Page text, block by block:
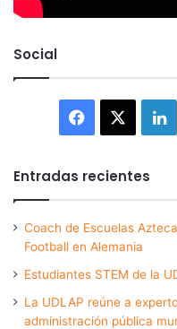
Social
Facebook
Entradas recientes
Coach de Escuelas
Football en Alemania
Estudiantes STEM de la
La UDLAP reúne a
administración pública